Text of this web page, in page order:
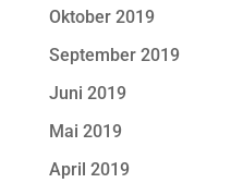
Oktober 2019
September 2019
Juni 2019
Mai 2019
April 2019